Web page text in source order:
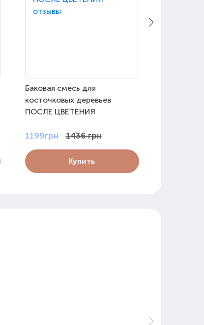
Баковая смесь для
косточковых деревьев
ПОСЛЕ ЦВЕТЕНИЯ
1199грн 1436 грн
Купить